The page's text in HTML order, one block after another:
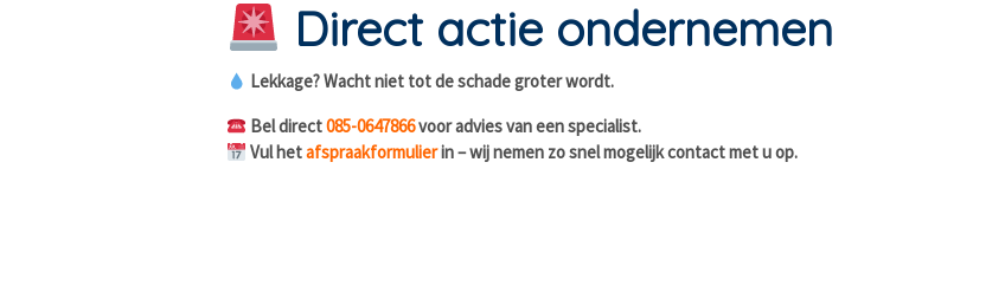
Direct actie ondernemen
Lekkage? Wacht niet tot de schade groter wordt.
Bel direct085-0647866voor advies van een specialist.
Vul hetafspraakformulierin – wij nemen zo snel mogelijk contact met u op.